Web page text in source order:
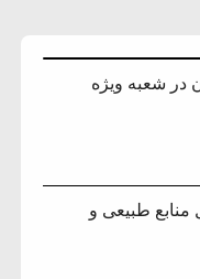
در شعبه ویژه
طبیعی و